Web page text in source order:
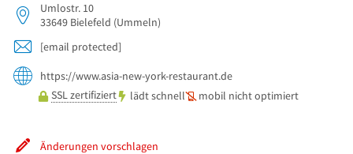
Umlostr. 10
33649 Bielefeld (Ummeln)
[email protected]
https://www.asia-new-york-restaurant.de
SSL zertifiziert
lädt schnell mobil nicht optimiert
Änderungen vorschlagen